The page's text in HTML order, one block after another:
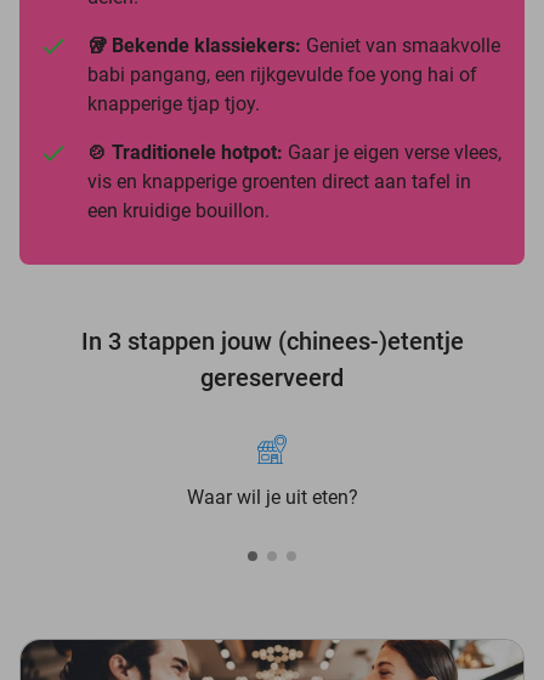
🥡 Bekende klassiekers: Geniet van smaakvolle
babi pangang, een rijkgevulde foe yong hai of
knapperige tjap tjoy.
🍲 Traditionele hotpot: Gaar je eigen verse vlees,
vis en knapperige groenten direct aan tafel in
een kruidige bouillon.
In 3 stappen jouw (chinees-)etentje
gereserveerd
Waar wil je uit eten?